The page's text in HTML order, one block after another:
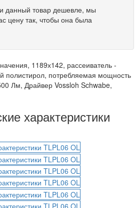
данный товар дешевле, мы
цену так, чтобы она была
1189х142, рассеиватель -
полистирол, потребляемая мощность
Лм, Драйвер Vossloh Schwabe,
характеристики